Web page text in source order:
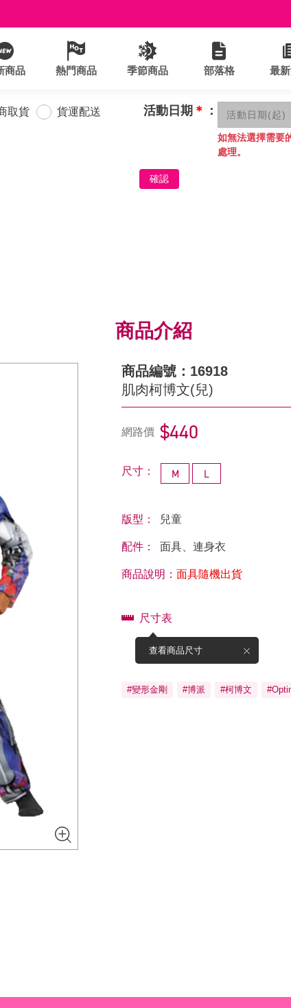
商品 熱門商品 季節商品 部落格 最
取貨 貨運配送 活動日期 ＊ ：
如無法選擇需要
處理。
確認
商品介紹
商品編號：16918
肌肉柯博文(兒)
網路價 $440
尺寸： M L
版型： 兒童
配件： 面具、連身衣
商品說明： 面具隨機出貨
尺寸表
查看商品尺寸
#變形金剛 #博派 #柯博文